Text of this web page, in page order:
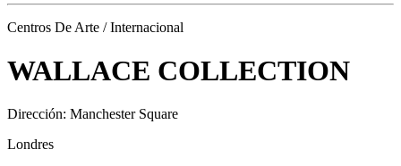
Centros De Arte / Internacional
WALLACE COLLECTION
Dirección: Manchester Square
Londres